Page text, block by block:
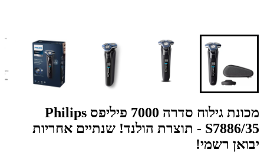
מכונת גילוח סדרה 7000 פיליפס Philips
S7886/35 - תוצרת הולנד! שנתיים אחריות
יבואן רשמי!